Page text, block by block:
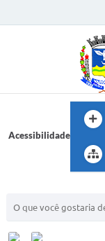
Acessibilidade